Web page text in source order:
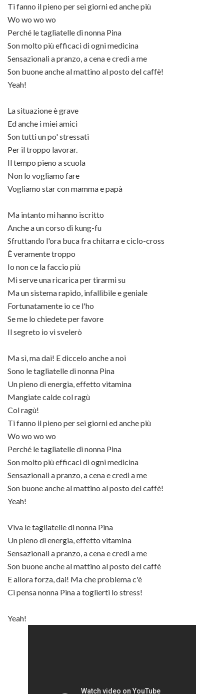
Ti fanno il pieno per sei giorni ed anche più
Wo wo wo wo
Perché le tagliatelle di nonna Pina
Son molto più efficaci di ogni medicina
Sensazionali a pranzo, a cena e credi a me
Son buone anche al mattino al posto del caffè!
Yeah!
La situazione è grave
Ed anche i miei amici
Son tutti un po' stressati
Per il troppo lavorar.
Il tempo pieno a scuola
Non lo vogliamo fare
Vogliamo star con mamma e papà
Ma intanto mi hanno iscritto
Anche a un corso di kung-fu
Sfruttando l'ora buca fra chitarra e ciclo-cross
È veramente troppo
Io non ce la faccio più
Mi serve una ricarica per tirarmi su
Ma un sistema rapido, infallibile e geniale
Fortunatamente io ce l'ho
Se me lo chiedete per favore
Il segreto io vi svelerò
Ma sì, ma dai! E diccelo anche a noi
Sono le tagliatelle di nonna Pina
Un pieno di energia, effetto vitamina
Mangiate calde col ragù
Col ragù!
Ti fanno il pieno per sei giorni ed anche più
Wo wo wo wo
Perché le tagliatelle di nonna Pina
Son molto più efficaci di ogni medicina
Sensazionali a pranzo, a cena e credi a me
Son buone anche al mattino al posto del caffè!
Yeah!
Viva le tagliatelle di nonna Pina
Un pieno di energia, effetto vitamina
Sensazionali a pranzo, a cena e credi a me
Son buone anche al mattino al posto del caffè
E allora forza, dai! Ma che problema c'è
Ci pensa nonna Pina a toglierti lo stress!
Yeah!